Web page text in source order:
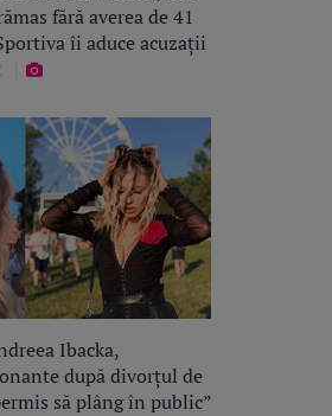
fără averea de 41
îi aduce acuzații
Ibacka,
după divorțul de
să plâng în public”